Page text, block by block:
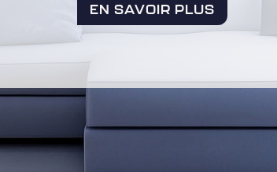
EN SAVOIR PLUS